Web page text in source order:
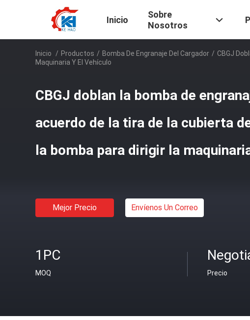
Inicio
Sobre
Nosotros
Inicio / Productos / Bomba De Engranaje Del Cargador / CBGJ
Maquinaria Y El Vehículo
CBGJ doblan la bomba de
acuerdo de la tira de la cubierta
la bomba para dirigir la
Mejor Precio Envíenos Un Correo
1PC
MOQ Precio